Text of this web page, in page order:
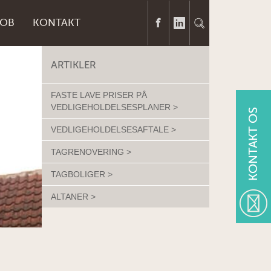
KONTAKT
ARTIKLER
FASTE LAVE PRISER PÅ
VEDLIGEHOLDELSESPLANER >
VEDLIGEHOLDELSESAFTALE >
TAGRENOVERING >
TAGBOLIGER >
ALTANER >
KONTAKT OS